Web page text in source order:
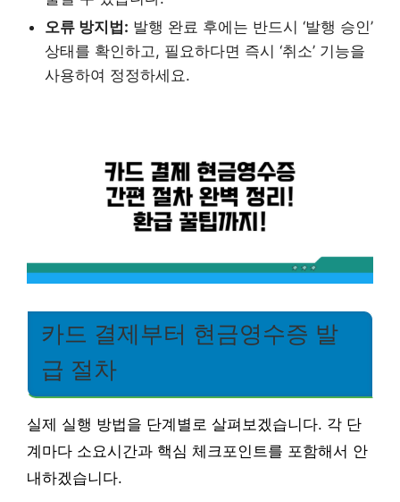
오류 방지법: 발행 완료 후에는 반드시 ‘발행 승인’
상태를 확인하고, 필요하다면 즉시 ‘취소’ 기능을
사용하여 정정하세요.
카드 결제부터 현금영수증 발
급 절차
실제 실행 방법을 단계별로 살펴보겠습니다. 각 단
계마다 소요시간과 핵심 체크포인트를 포함해서 안
내하겠습니다.